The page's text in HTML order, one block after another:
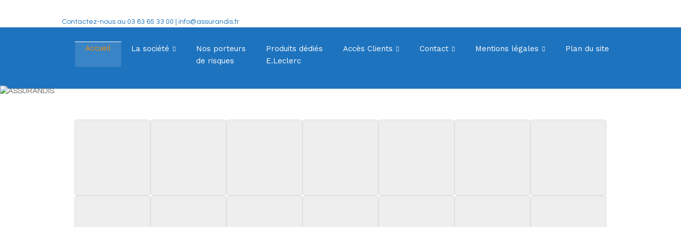
content
Contactez-nous au 03 83 65 33 00 | info@assurandis.fr
ASSURANDIS
Société de Courtage d'Assurances
Accueil La société
Nos porteurs
de risques
Produits dédiés
E.Leclerc
Accès Clients Contact Mentions légales Plan du site